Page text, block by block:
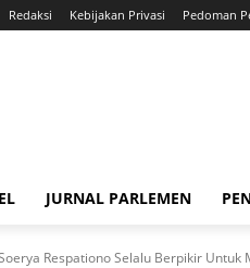
Redaksi Kebijakan Privasi Pedoman
JURNAL PARLEMEN
Respationo Selalu Berpikir Untuk